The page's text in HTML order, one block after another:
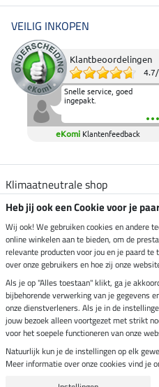
VEILIG INKOPEN
Klantbeoordelingen
4.7/
Snelle service, goed
ingepakt.
eKomi Klantenfeedback
Klimaatneutrale shop
Verzending per
Veilig betalen met
Laatste update op
Heb jij ook een Cookie voor je
Wij ook! We gebruiken cookies en andere
online winkelen aan te bieden, om de
relevante producten voor jou en je paard
over onze gebruikers en hoe zij onze
Als je op "Alles toestaan" klikt, ga je
bijbehorende verwerking van je gegevens
onze dienstverleners. Als je in de
jouw bezoek alleen voortgezet met strikt
voor het soepele functioneren van onze
Natuurlijk kun je de instellingen op elk
Meer informatie over onze cookies vind je